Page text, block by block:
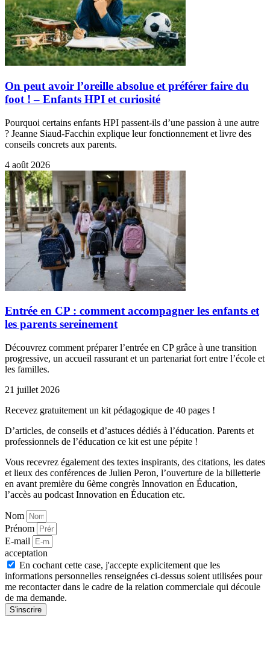
On peut avoir l’oreille absolue et préférer faire du
foot ! – Enfants HPI et curiosité
Pourquoi certains enfants HPI passent-ils d’une passion à une autre
? Jeanne Siaud-Facchin explique leur fonctionnement et livre des
conseils concrets aux parents.
4 août 2026
Entrée en CP : comment accompagner les enfants et
les parents sereinement
Découvrez comment préparer l’entrée en CP grâce à une transition
progressive, un accueil rassurant et un partenariat fort entre l’école et
les familles.
21 juillet 2026
Recevez gratuitement un kit pédagogique de 40 pages !
D’articles, de conseils et d’astuces dédiés à l’éducation. Parents et
professionnels de l’éducation ce kit est une pépite !
Vous recevrez également des textes inspirants, des citations, les dates
et lieux des conférences de Julien Peron, l’ouverture de la billetterie
en avant première du 6ème congrès Innovation en Éducation,
l’accès au podcast Innovation en Éducation etc.
Nom
Prénom
E-mail
acceptation
En cochant cette case, j'accepte explicitement que les
informations personnelles renseignées ci-dessus soient utilisées pour
me recontacter dans le cadre de la relation commerciale qui découle
de ma demande.
S'inscrire